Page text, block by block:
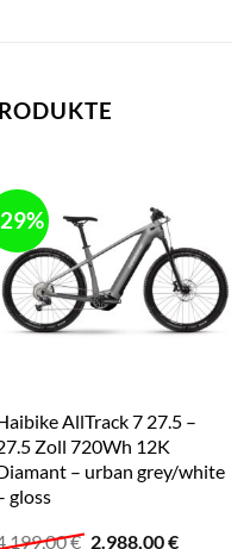
AllTrack 7 27.5 –
Zoll 720Wh 12K
– urban grey/white
gloss
€ Ursprünglicher
2.988,00€